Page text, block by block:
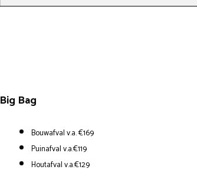
Big Bag
Bouwafval v.a. €169
Puinafval v.a.€119
Houtafval v.a.€129